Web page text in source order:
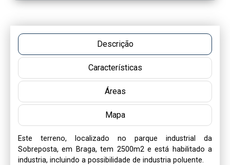
Descrição
Características
Áreas
Mapa
Este terreno, localizado no parque industrial da
Sobreposta, em Braga, tem 2500m2 e está habilitado a
industria, incluindo a possibilidade de industria poluente.